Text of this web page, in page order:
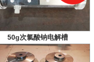
50g次氯酸钠电解槽